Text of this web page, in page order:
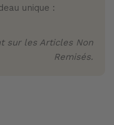
unique :
sur les Articles Non
Remisés.